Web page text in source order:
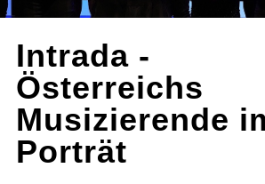
Intrada -
Österreichs
Musizierende
Porträt